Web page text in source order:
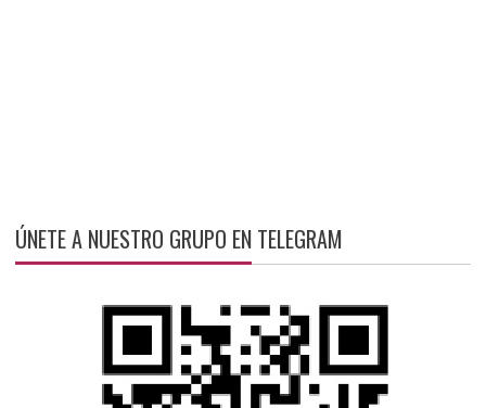
ÚNETE A NUESTRO GRUPO EN TELEGRAM